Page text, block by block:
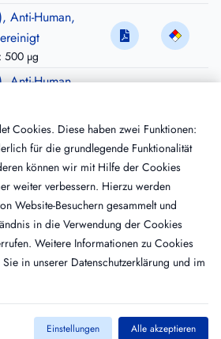
Anti-Human,
500 µg
Anti-Human,
200 µg
Anti-Human,
F2AP, SAF2-
Cookies. Diese haben zwei Funktionen:
für die grundlegende Funktionalität
können wir mit Hilfe der Cookies
weiter verbessern. Hierzu werden
Website-Besuchern gesammelt und
in die Verwendung der Cookies
Weitere Informationen zu Cookies
in unserer Datenschutzerklärung und im
Einstellungen Alle akzeptieren